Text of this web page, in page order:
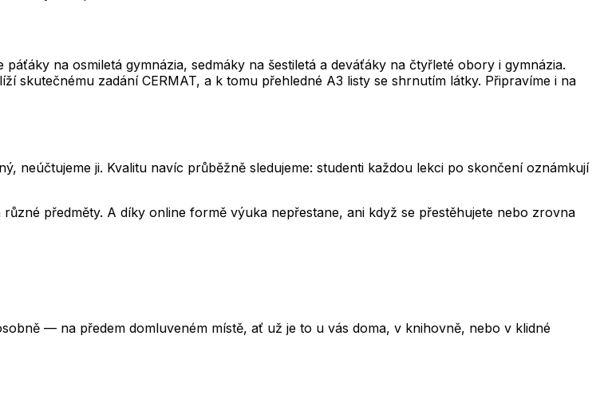
na osmiletá gymnázia, sedmáky na šestiletá a deváťáky na čtyřleté obory i gymnázia.
skutečnému zadání CERMAT, a k tomu přehledné A3 listy se shrnutím látky. Připravíme i na
neúčtujeme ji. Kvalitu navíc průběžně sledujeme: studenti každou lekci po skončení oznámkují
předměty. A díky online formě výuka nepřestane, ani když se přestěhujete nebo zrovna
— na předem domluveném místě, ať už je to u vás doma, v knihovně, nebo v klidné